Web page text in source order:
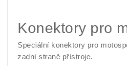
Konektory pro
Speciální konektory pro
zadní straně přístroje.